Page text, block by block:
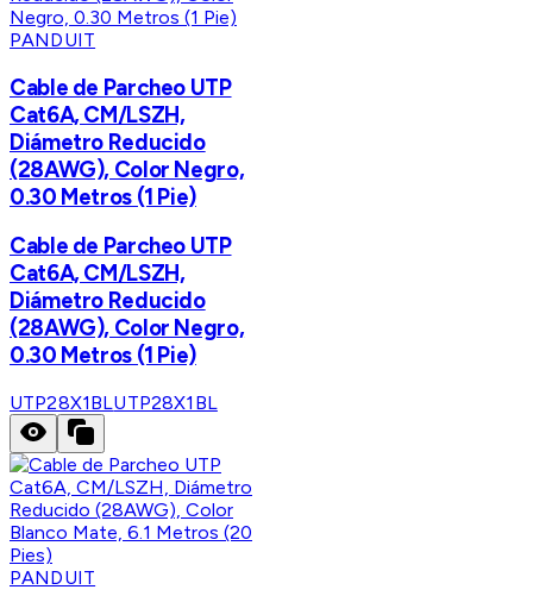
PANDUIT
Cable de Parcheo UTP
Cat6A, CM/LSZH,
Diámetro Reducido
(28AWG), Color Negro,
0.30 Metros (1 Pie)
Cable de Parcheo UTP
Cat6A, CM/LSZH,
Diámetro Reducido
(28AWG), Color Negro,
0.30 Metros (1 Pie)
UTP28X1BLUTP28X1BL
PANDUIT